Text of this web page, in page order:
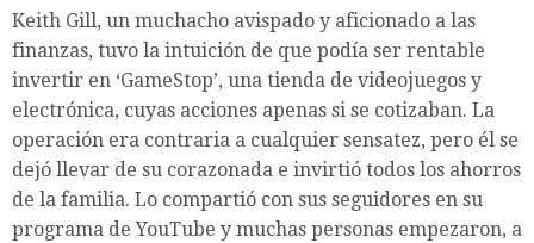
Keith Gill, un muchacho avispado y aficionado a las
finanzas, tuvo la intuición de que podía ser rentable
invertir en ‘GameStop’, una tienda de videojuegos y
electrónica, cuyas acciones apenas si se cotizaban. La
operación era contraria a cualquier sensatez, pero él se
dejó llevar de su corazonada e invirtió todos los ahorros
de la familia. Lo compartió con sus seguidores en su
programa de YouTube y muchas personas empezaron, a